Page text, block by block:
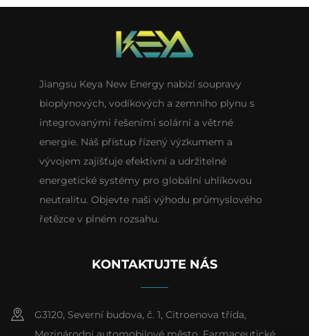
Jiangsu Keya New Energy nabízí soupravy
bioplynových, vodíkových a zemního plynu s
integrovanými řešeními solární a větrné
energie. Náš přístup řízený výzkumem a
vývojem zajišťuje efektivní a udržitelné
energetické systémy pro globální uhlíkovou
neutralitu. Objevte naši výhodu průmyslového
řetězce v plném rozsahu.
KONTAKTUJTE NÁS
G3120, Severní budova, č. 1, Citroenova třída,